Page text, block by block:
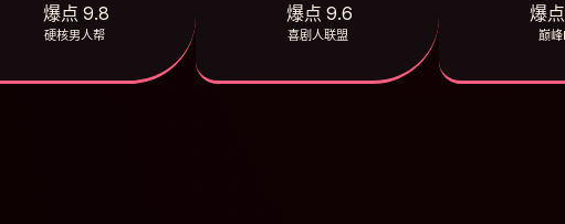
爆点 9.8
硬核男人帮
爆点 9.6
喜剧人联盟
爆
巅